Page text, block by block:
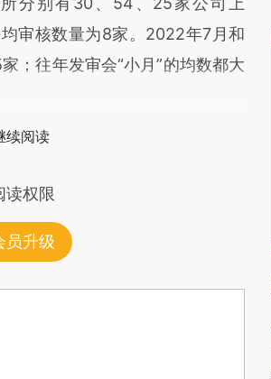
审核数量为8家。2022年7月和
；往年发审会“小月”的均数都大
续阅读
权限
员升级